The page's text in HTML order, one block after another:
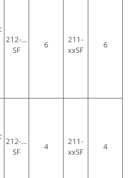
212-…
SF
6
211-
ххSF
6
212-…
SF
4
211-
ххSF
4